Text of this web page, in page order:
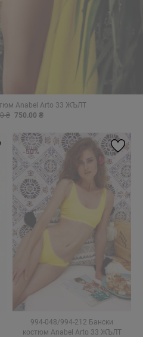
Anabel Arto 33 ЖЪЛТ
₴ 750.00 ₴
994-048/994-212 Бански
костюм Anabel Arto 33 ЖЪЛТ
-50%